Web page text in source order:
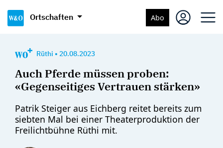
Ortschaften Abo
Rüthi • 20.08.2023
Auch Pferde müssen proben:
«Gegenseitiges Vertrauen stärken»
Patrik Steiger aus Eichberg reitet bereits zum
siebten Mal bei einer Theaterproduktion der
Freilichtbühne Rüthi mit.